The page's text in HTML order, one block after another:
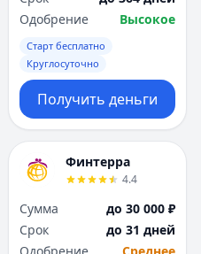
Севастополь
Сочи
Сургут
Т
Тверь
Тольятти
Томск
Тула
Тюмень
Ульяновск
Севастополь
Сочи
Сургут
Т
Тверь
Тольятти
Томск
Тула
Тюмень
Ульяновск
Одобрение
Высокое
Старт бесплатно
Круглосуточно
Получить деньги
Финтерра
4.4
Сумма
до 30 000 ₽
Срок
до 31 дней